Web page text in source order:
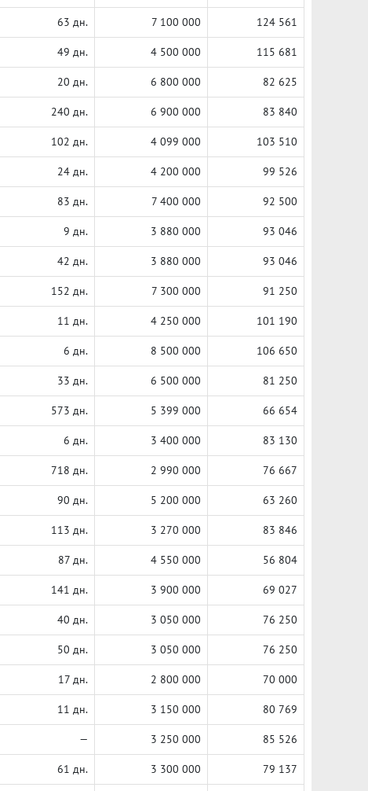
63 дн. 7 100 000 124 561
49 дн. 4 500 000 115 681
20 дн. 6 800 000 82 625
240 дн. 6 900 000 83 840
102 дн. 4 099 000 103 510
24 дн. 4 200 000 99 526
83 дн. 7 400 000 92 500
9 дн. 3 880 000 93 046
42 дн. 3 880 000 93 046
152 дн. 7 300 000 91 250
11 дн. 4 250 000 101 190
6 дн. 8 500 000 106 650
33 дн. 6 500 000 81 250
573 дн. 5 399 000 66 654
6 дн. 3 400 000 83 130
718 дн. 2 990 000 76 667
90 дн. 5 200 000 63 260
113 дн. 3 270 000 83 846
87 дн. 4 550 000 56 804
141 дн. 3 900 000 69 027
40 дн. 3 050 000 76 250
50 дн. 3 050 000 76 250
17 дн. 2 800 000 70 000
11 дн. 3 150 000 80 769
— 3 250 000 85 526
61 дн. 3 300 000 79 137